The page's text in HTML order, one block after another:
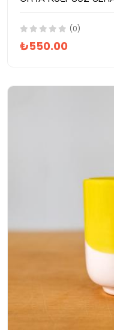
(0)
₺550.00